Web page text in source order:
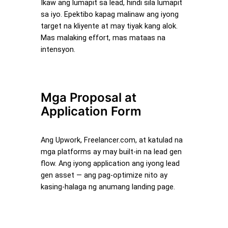
Ikaw ang lumapit sa lead, hindi sila lumapit
sa iyo. Epektibo kapag malinaw ang iyong
target na kliyente at may tiyak kang alok.
Mas malaking effort, mas mataas na
intensyon.
Mga Proposal at
Application Form
Ang Upwork, Freelancer.com, at katulad na
mga platforms ay may built-in na lead gen
flow. Ang iyong application ang iyong lead
gen asset — ang pag-optimize nito ay
kasing-halaga ng anumang landing page.